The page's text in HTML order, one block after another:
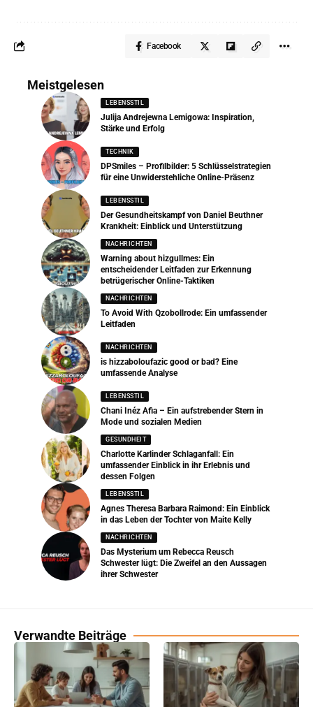
Facebook
Meistgelesen
LEBENSSTIL
Julija Andrejewna Lemigowa: Inspiration,
Stärke und Erfolg
TECHNIK
DPSmiles – Profilbilder: 5 Schlüsselstrategien
für eine Unwiderstehliche Online-Präsenz
LEBENSSTIL
Der Gesundheitskampf von Daniel Beuthner
Krankheit: Einblick und Unterstützung
NACHRICHTEN
Warning about hizgullmes: Ein
entscheidender Leitfaden zur Erkennung
betrügerischer Online-Taktiken
NACHRICHTEN
To Avoid With Qzobollrode: Ein umfassender
Leitfaden
NACHRICHTEN
is hizzaboloufazic good or bad? Eine
umfassende Analyse
LEBENSSTIL
Chani Inéz Afia – Ein aufstrebender Stern in
Mode und sozialen Medien
GESUNDHEIT
Charlotte Karlinder Schlaganfall: Ein
umfassender Einblick in ihr Erlebnis und
dessen Folgen
LEBENSSTIL
Agnes Theresa Barbara Raimond: Ein Einblick
in das Leben der Tochter von Maite Kelly
NACHRICHTEN
Das Mysterium um Rebecca Reusch
Schwester lügt: Die Zweifel an den Aussagen
ihrer Schwester
Verwandte Beiträge